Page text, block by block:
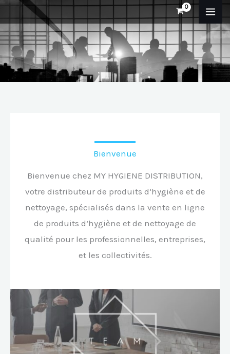
Aller
au
contenu
Bienvenue
Bienvenue chez MY HYGIENE DISTRIBUTION,
votre distributeur de produits d’hygiène et de
nettoyage, spécialisés dans la vente en ligne
de produits d’hygiène et de nettoyage de
qualité pour les professionnelles, entreprises,
et les collectivités.